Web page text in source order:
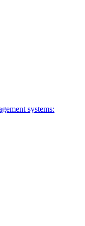
systems: